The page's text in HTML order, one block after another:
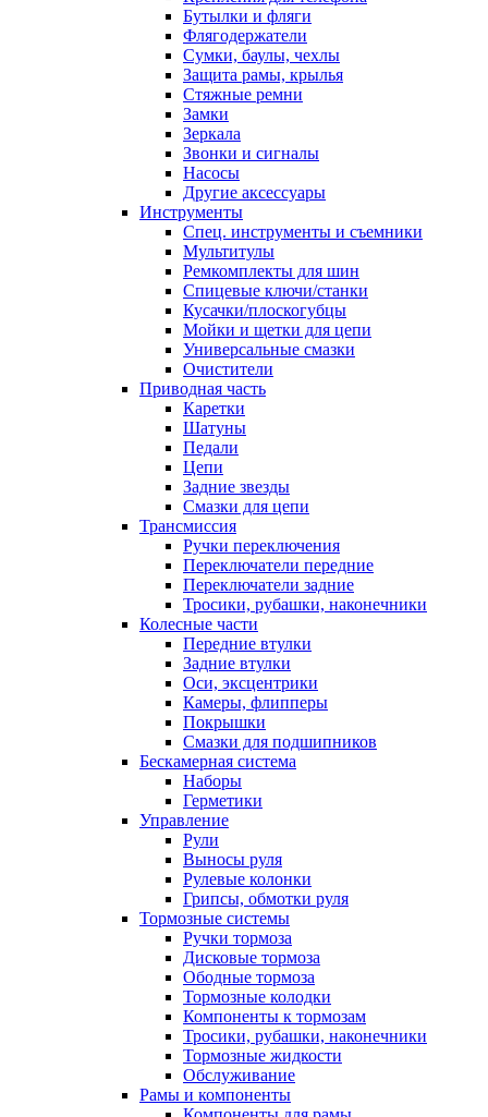
Бутылки и фляги
Флягодержатели
Сумки, баулы, чехлы
Защита рамы, крылья
Стяжные ремни
Замки
Зеркала
Звонки и сигналы
Насосы
Другие аксессуары
Инструменты
Спец. инструменты и съемники
Мультитулы
Ремкомплекты для шин
Спицевые ключи/станки
Кусачки/плоскогубцы
Мойки и щетки для цепи
Универсальные смазки
Очистители
Приводная часть
Каретки
Шатуны
Педали
Цепи
Задние звезды
Смазки для цепи
Трансмиссия
Ручки переключения
Переключатели передние
Переключатели задние
Тросики, рубашки, наконечники
Колесные части
Передние втулки
Задние втулки
Оси, эксцентрики
Камеры, флипперы
Покрышки
Смазки для подшипников
Бескамерная система
Наборы
Герметики
Управление
Рули
Выносы руля
Рулевые колонки
Грипсы, обмотки руля
Тормозные системы
Ручки тормоза
Дисковые тормоза
Ободные тормоза
Тормозные колодки
Компоненты к тормозам
Тросики, рубашки, наконечники
Тормозные жидкости
Обслуживание
Рамы и компоненты